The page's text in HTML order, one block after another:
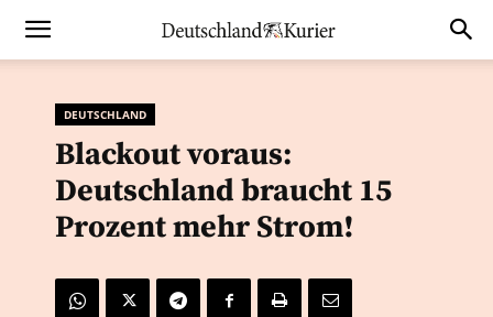
DEUTSCHLAND
Blackout voraus:
Deutschland braucht 15
Prozent mehr Strom!